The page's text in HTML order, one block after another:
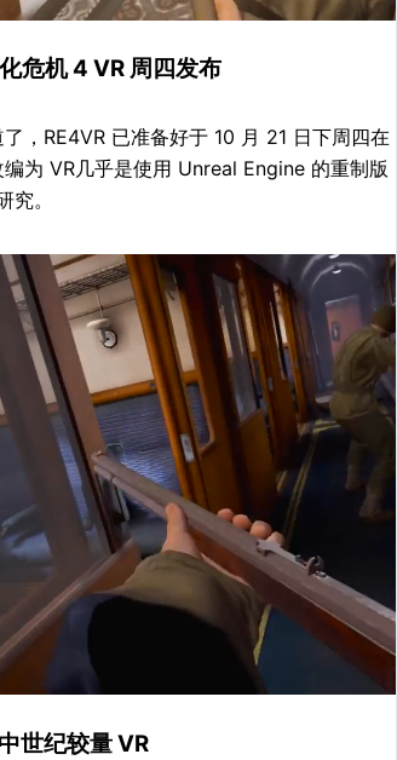
危机 4 VR 周四发布
，RE4VR 已准备好于 10 月 21 日下周四
为 VR几乎是使用 Unreal Engine 的重制版
。
世纪较量 VR